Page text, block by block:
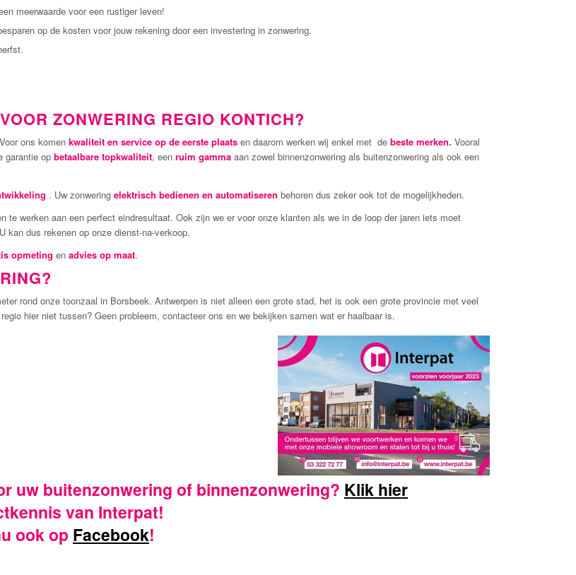
meerwaarde voor een rustiger leven!
op de kosten voor jouw rekening door een investering in zonwering.
ZONWERING REGIO KONTICH?
ons komen kwaliteit en service op de eerste plaats en daarom werken wij enkel met de beste merken. Vooral
garantie op betaalbare topkwaliteit, een ruim gamma aan zowel binnenzonwering als buitenzonwering als ook een
. Uw zonwering elektrisch bedienen en automatiseren behoren dus zeker ook tot de mogelijkheden.
te werken aan een perfect eindresultaat. Ook zijn we er voor onze klanten als we in de loop der jaren iets moet
kan dus rekenen op onze dienst-na-verkoop.
opmeting en advies op maat.
rond onze toonzaal in Borsbeek. Antwerpen is niet alleen een grote stad, het is ook een grote provincie met veel
hier niet tussen? Geen probleem, contacteer ons en we bekijken samen wat er haalbaar is.
uw buitenzonwering of binnenzonwering? Klik hier
van Interpat!
ook op Facebook!